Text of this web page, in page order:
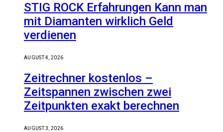
STIG ROCK Erfahrungen Kann man
mit Diamanten wirklich Geld
verdienen
AUGUST 4, 2026
Zeitrechner kostenlos –
Zeitspannen zwischen zwei
Zeitpunkten exakt berechnen
AUGUST 3, 2026